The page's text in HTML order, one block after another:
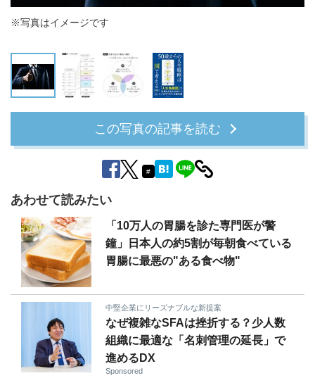
※写真はイメージです
50歳からの人生戦略は「図」で考える
50歳からの人生戦略は「図」で考える
この写真の記事を読む
#
あわせて読みたい
「10万人の胃腸を診た専門医が警
鐘」日本人の約5割が毎朝食べている
胃腸に最悪の"ある食べ物"
中堅企業にリーズナブルな新提案
なぜ複雑なSFAは挫折する？少人数
組織に最適な「名刺管理の延長」で
進めるDX
Sponsored